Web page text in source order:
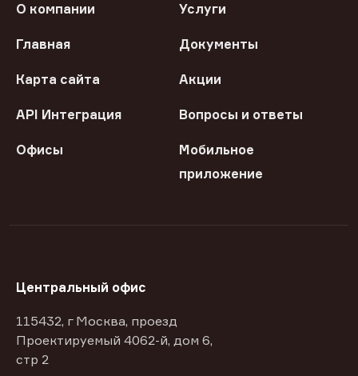
О компании Услуги
Главная Документы
Карта сайта Акции
API Интеграция Вопросы и ответы
Офисы
Мобильное
приложение
Центральный офис
115432, г Москва, проезд
Проектируемый 4062-й, дом 6,
стр 2